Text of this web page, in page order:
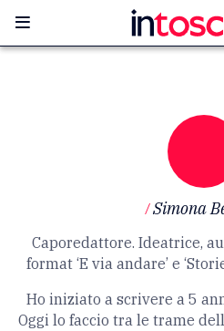
/Simona
Caporedattore. Ideatrice,
format ‘E via andare’ e
Ho iniziato a scrivere a 5
Oggi lo faccio tra le trame